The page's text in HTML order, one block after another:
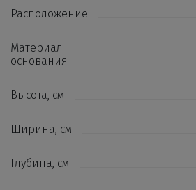
Расположение
Материал
основания
Высота, см
Ширина, см
Глубина, см